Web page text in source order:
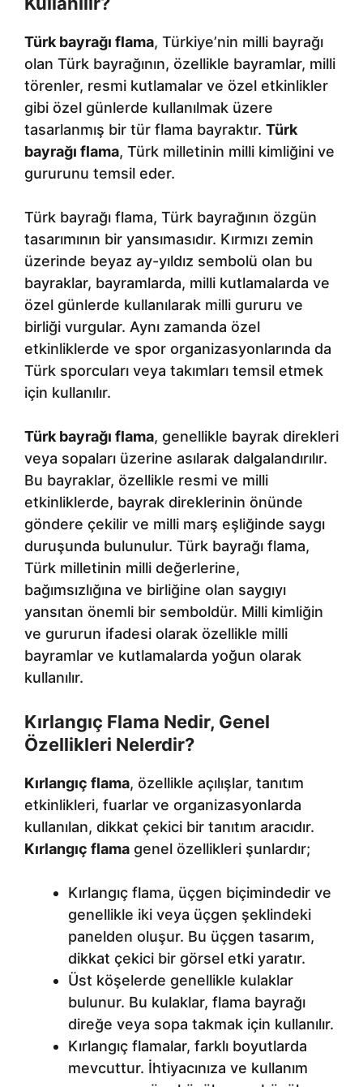
Türk bayrağı flama, Türkiye’nin milli bayrağı
olan Türk bayrağının, özellikle bayramlar, milli
törenler, resmi kutlamalar ve özel etkinlikler
gibi özel günlerde kullanılmak üzere
tasarlanmış bir tür flama bayraktır. Türk
bayrağı flama, Türk milletinin milli kimliğini ve
gururunu temsil eder.
Türk bayrağı flama, Türk bayrağının özgün
tasarımının bir yansımasıdır. Kırmızı zemin
üzerinde beyaz ay-yıldız sembolü olan bu
bayraklar, bayramlarda, milli kutlamalarda ve
özel günlerde kullanılarak milli gururu ve
birliği vurgular. Aynı zamanda özel
etkinliklerde ve spor organizasyonlarında da
Türk sporcuları veya takımları temsil etmek
için kullanılır.
Türk bayrağı flama, genellikle bayrak direkleri
veya sopaları üzerine asılarak dalgalandırılır.
Bu bayraklar, özellikle resmi ve milli
etkinliklerde, bayrak direklerinin önünde
göndere çekilir ve milli marş eşliğinde saygı
duruşunda bulunulur. Türk bayrağı flama,
Türk milletinin milli değerlerine,
bağımsızlığına ve birliğine olan saygıyı
yansıtan önemli bir semboldür. Milli kimliğin
ve gururun ifadesi olarak özellikle milli
bayramlar ve kutlamalarda yoğun olarak
kullanılır.
Kırlangıç Flama Nedir, Genel
Özellikleri Nelerdir?
Kırlangıç flama, özellikle açılışlar, tanıtım
etkinlikleri, fuarlar ve organizasyonlarda
kullanılan, dikkat çekici bir tanıtım aracıdır.
Kırlangıç flama genel özellikleri şunlardır;
Kırlangıç flama, üçgen biçimindedir ve
genellikle iki veya üçgen şeklindeki
panelden oluşur. Bu üçgen tasarım,
dikkat çekici bir görsel etki yaratır.
Üst köşelerde genellikle kulaklar
bulunur. Bu kulaklar, flama bayrağı
direğe veya sopa takmak için kullanılır.
Kırlangıç flamalar, farklı boyutlarda
mevcuttur. İhtiyacınıza ve kullanım